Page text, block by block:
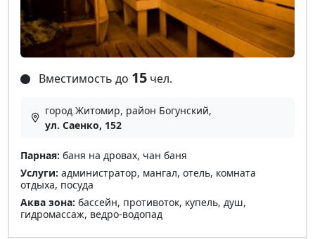
Вместимость до 15 чел.
город Житомир, район Богунский,
ул. Саенко, 152
Парная: баня на дровах, чан баня
Услуги: администратор, мангал, отель, комната
отдыха, посуда
Аква зона: бассейн, противоток, купель, душ,
гидромассаж, ведро-водопад